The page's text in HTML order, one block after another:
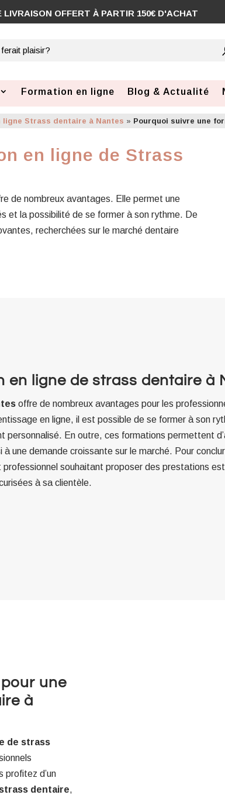
Formation en ligne Blog & Actualité
ligne Strass dentaire à Nantes » Pourquoi suivre une
en ligne de Strass
de nombreux avantages. Elle permet une
et la possibilité de se former à son rythme. De
recherchées sur le marché dentaire
en ligne de strass dentaire à
offre de nombreux avantages pour les
en ligne, il est possible de se former à son
personnalisé. En outre, ces formations permettent
à une demande croissante sur le marché. Pour
souhaitant proposer des prestations
à sa clientèle.
une
à
de strass
profitez d’un
strass dentaire,